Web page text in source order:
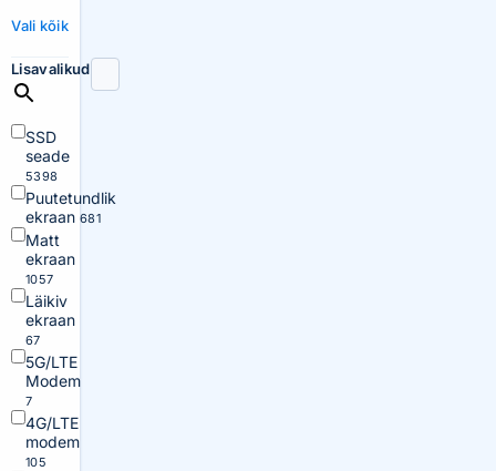
Vali kõik
Lisavalikud
SSD
seade
5398
Puutetundlik
ekraan 681
Matt
ekraan
1057
Läikiv
ekraan
67
5G/LTE
Modem
7
4G/LTE
modem
105